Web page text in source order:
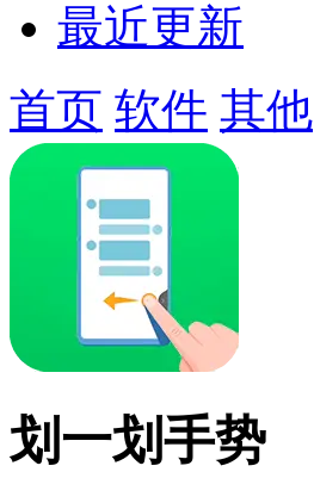
最近更新
首页 软件 其他
划一划手势